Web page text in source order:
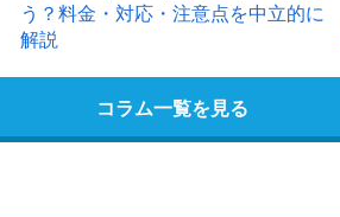
う？料金・対応・注意点を中立的に
解説
コラム一覧を見る